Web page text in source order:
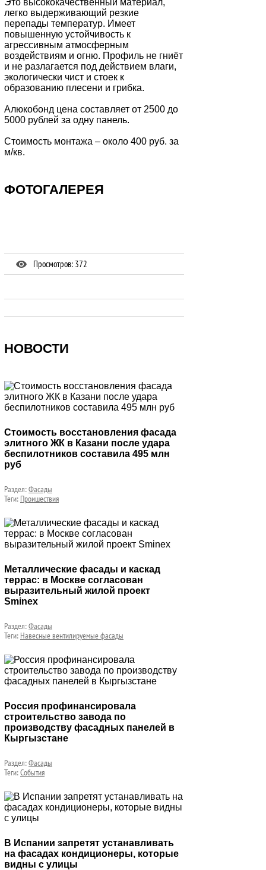
Это высококачественный материал,
легко выдерживающий резкие
перепады температур. Имеет
повышенную устойчивость к
агрессивным атмосферным
воздействиям и огню. Профиль не гниёт
и не разлагается под действием влаги,
экологически чист и стоек к
образованию плесени и грибка.
Алюкобонд цена составляет от 2500 до
5000 рублей за одну панель.
Стоимость монтажа – около 400 руб. за
м/кв.
ФОТОГАЛЕРЕЯ
Просмотров: 372
НОВОСТИ
Стоимость восстановления фасада
элитного ЖК в Казани после удара
беспилотников составила 495 млн
руб
Раздел:Фасады
Теги: Проишествия
Металлические фасады и каскад
террас: в Москве согласован
выразительный жилой проект
Sminex
Раздел:Фасады
Теги: Навесные вентилируемые фасады
Россия профинансировала
строительство завода по
производству фасадных панелей в
Кыргызстане
Раздел:Фасады
Теги:События
В Испании запретят устанавливать
на фасадах кондиционеры, которые
видны с улицы